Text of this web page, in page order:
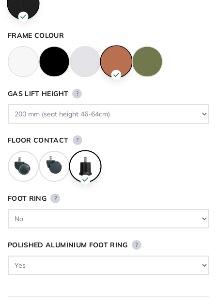
FRAME COLOUR
GAS LIFT HEIGHT ?
FLOOR CONTACT ?
FOOT RING ?
POLISHED ALUMINIUM FOOT RING ?